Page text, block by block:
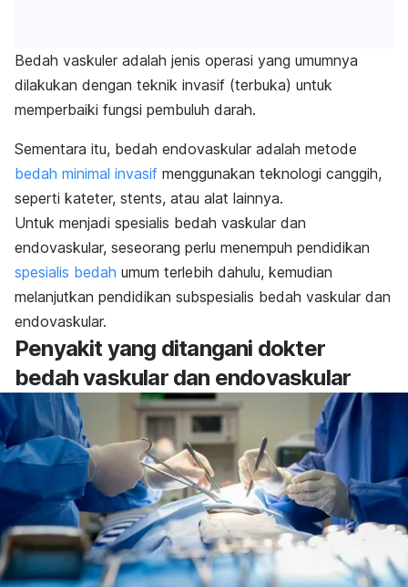
Bedah vaskuler adalah jenis operasi yang umumnya
dilakukan dengan teknik invasif (terbuka) untuk
memperbaiki fungsi pembuluh darah.
Sementara itu, bedah endovaskular adalah metode
bedah minimal invasif menggunakan teknologi canggih,
seperti kateter, stents, atau alat lainnya.
Untuk menjadi spesialis bedah vaskular dan
endovaskular, seseorang perlu menempuh pendidikan
spesialis bedah umum terlebih dahulu, kemudian
melanjutkan pendidikan subspesialis bedah vaskular dan
endovaskular.
Penyakit yang ditangani dokter
bedah vaskular dan endovaskular